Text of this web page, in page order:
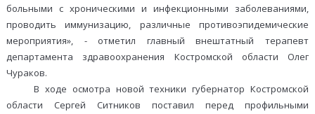
больными с хроническими и инфекционными заболеваниями,
проводить иммунизацию, различные противоэпидемические
мероприятия», - отметил главный внештатный терапевт
департамента здравоохранения Костромской области Олег
Чураков.
В ходе осмотра новой техники губернатор Костромской
области Сергей Ситников поставил перед профильными